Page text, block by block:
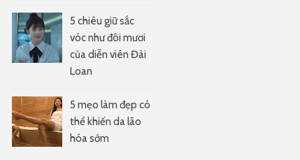
5 chiêu giữ sắc
vóc như đôi mươi
của diễn viên Đài
Loan
5 mẹo làm đẹp có
thể khiến da lão
hóa sớm